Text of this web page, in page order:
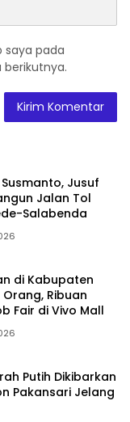
saya pada
Jusuf
Jalan Tol
Salabenda
di Kabupaten
Ribuan
Fair di Vivo Mall
Putih Dikibarkan
Pakansari Jelang